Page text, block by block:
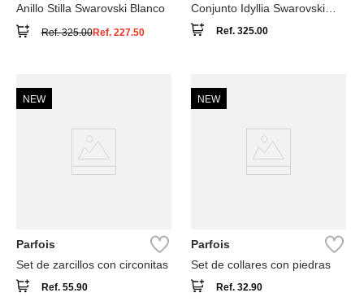
Anillo Stilla Swarovski Blanco
Ref.325.00Ref. 227.50
Conjunto Idyllia Swarovski
Blanco
Ref. 325.00
NEW
Parfois
Set de zarcillos con circonitas
Ref. 55.90
NEW
Parfois
Set de collares con piedras
Ref. 32.90